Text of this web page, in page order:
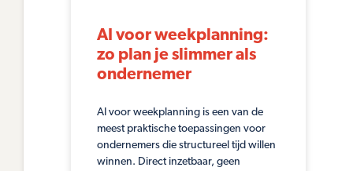
AI voor weekplanning:
zo plan je slimmer als
ondernemer
AI voor weekplanning is een van de
meest praktische toepassingen voor
ondernemers die structureel tijd willen
winnen. Direct inzetbaar, geen